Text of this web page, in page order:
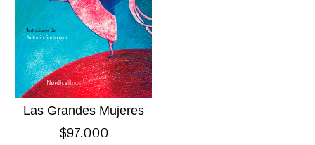
Las Grandes Mujeres
$97.000